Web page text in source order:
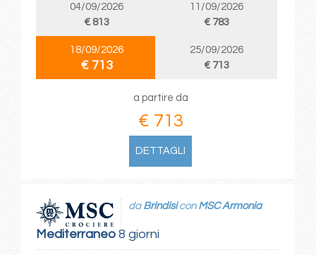
04/09/2026
€ 813
11/09/2026
€ 783
18/09/2026
€ 713
25/09/2026
€ 713
a partire da
€ 713
DETTAGLI
Mediterraneo8 giorni
da Brindisicon MSC Armonia